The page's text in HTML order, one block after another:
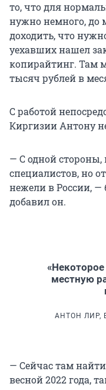
то, что для
нужно немного, до
доходить, что
уехавших нашел
копирайтинг. Там
тысяч рублей в
С работой
Киргизии Антону
— С одной
специалистов, но
нежели в России, —
добавил он.
местную
АНТОН ЛИР,
— Сейчас там
весной 2022 года,